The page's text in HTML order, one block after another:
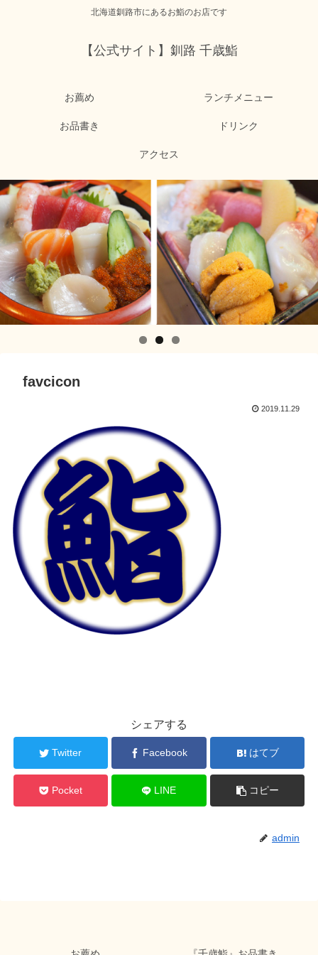
北海道釧路市にあるお鮨のお店です
【公式サイト】釧路 千歳鮨
お薦め ランチメニュー
お品書き ドリンク
アクセス
favcicon
2019.11.29
シェアする
Twitter Facebook はてブ
Pocket LINE コピー
admin